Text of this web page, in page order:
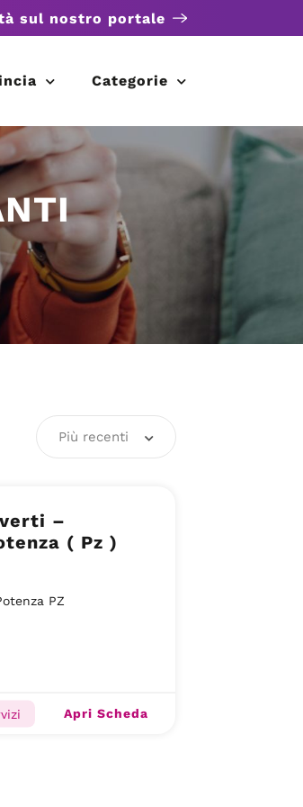
sul nostro portale
Categorie
Più recenti
–
( Pz )
PZ
Apri Scheda